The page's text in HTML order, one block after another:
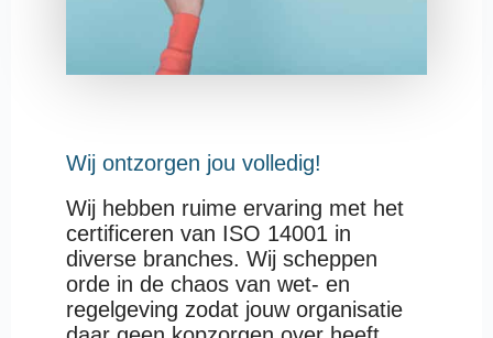
Wij ontzorgen jou volledig!
Wij hebben ruime ervaring met het
certificeren van ISO 14001 in
diverse branches. Wij scheppen
orde in de chaos van wet- en
regelgeving zodat jouw organisatie